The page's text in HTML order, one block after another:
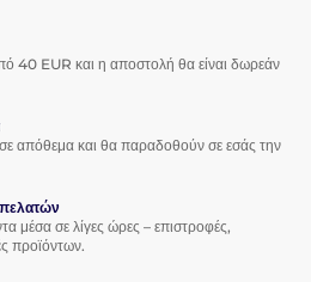
40 EUR και η αποστολή θα είναι δωρεάν
απόθεμα και θα παραδοθούν σε εσάς την
μέσα σε λίγες ώρες – επιστροφές,
προϊόντων.